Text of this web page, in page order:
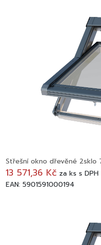
Střešní okno dřevěné 2sklo
13 571,36 Kč za ks s DPH
EAN: 5901591000194